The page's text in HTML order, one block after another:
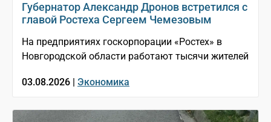
Губернатор Александр Дронов встретился с
главой Ростеха Сергеем Чемезовым
На предприятиях госкорпорации «Ростех» в
Новгородской области работают тысячи жителей
03.08.2026 | Экономика